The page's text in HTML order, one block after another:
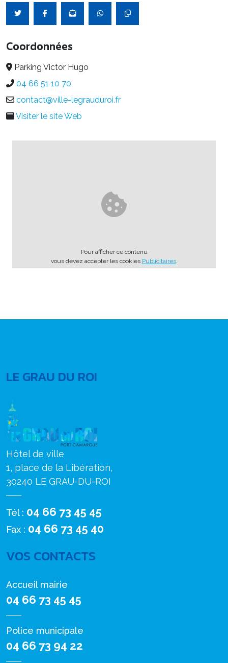
Coordonnées
Parking Victor Hugo
04 66 51 10 70
contact@ville-legrauduroi.fr
Visiter le site Web
Pour afficher ce contenu
vous devez accepter les cookies Publicitaires.
LE GRAU DU ROI
Hôtel de ville
1, place de la Libération,
30240 LE GRAU-DU-ROI
Tél : 04 66 73 45 45
Fax : 04 66 73 45 40
VOS CONTACTS
Accueil mairie
04 66 73 45 45
Police municipale
04 66 73 94 22